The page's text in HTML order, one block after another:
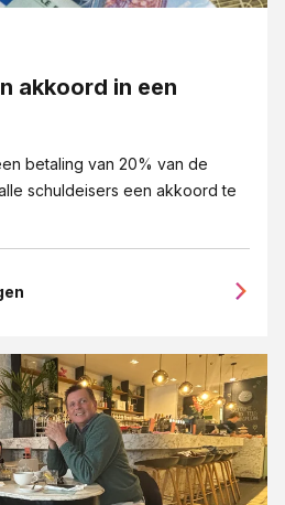
akkoord in een
betaling van 20% van de
schuldeisers een akkoord te